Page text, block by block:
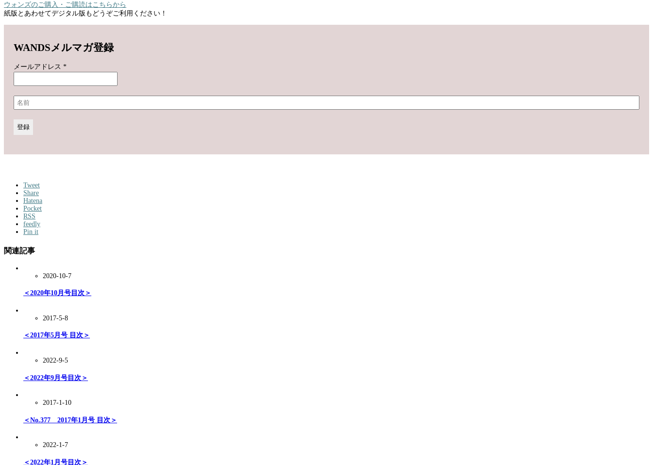
ウォンズのご購入・ご購読はこちらから
紙版とあわせてデジタル版もどうぞご利用ください！
WANDSメルマガ登録
メールアドレス *
Tweet
Share
Hatena
Pocket
RSS
feedly
Pin it
関連記事
2020-10-7
＜2020年10月号目次＞
2017-5-8
＜2017年5月号 目次＞
2022-9-5
＜2022年9月号目次＞
2017-1-10
＜No.377 2017年1月号 目次＞
2022-1-7
＜2022年1月号目次＞